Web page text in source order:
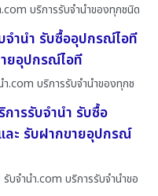
บริการรับจำนำของทุกชนิด
จำนำ รับซื้ออุปกรณ์ไอที
ยอุปกรณ์ไอที
.com บริการรับจำนำของทุกช
ารรับจำนำ รับซื้อ
ละ รับฝากขายอุปกรณ์
บจํานํา.com บริการรับจำนำขอ